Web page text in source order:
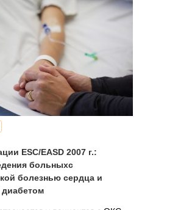
ESC/EASD 2007 г.:
больныхс
болезнью сердца и